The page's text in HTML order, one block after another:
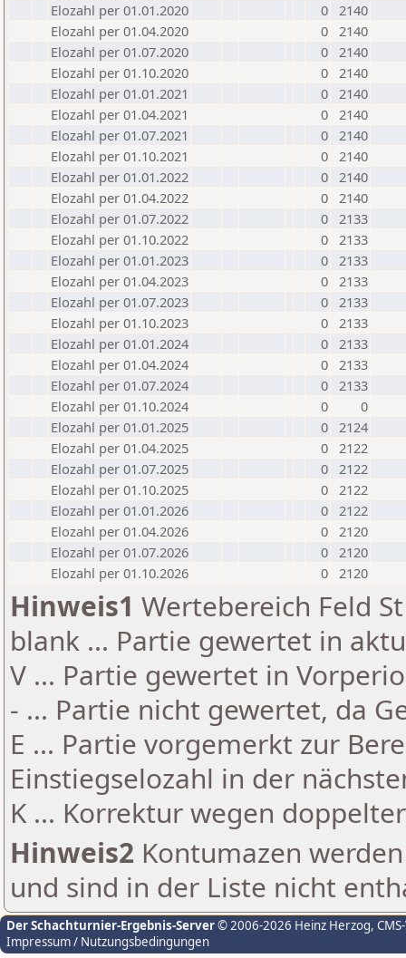
Elozahl per 01.01.2020
0 2140
Elozahl per 01.04.2020
0 2140
Elozahl per 01.07.2020
0 2140
Elozahl per 01.10.2020
0 2140
Elozahl per 01.01.2021
0 2140
Elozahl per 01.04.2021
0 2140
Elozahl per 01.07.2021
0 2140
Elozahl per 01.10.2021
0 2140
Elozahl per 01.01.2022
0 2140
Elozahl per 01.04.2022
0 2140
Elozahl per 01.07.2022
0 2133
Elozahl per 01.10.2022
0 2133
Elozahl per 01.01.2023
0 2133
Elozahl per 01.04.2023
0 2133
Elozahl per 01.07.2023
0 2133
Elozahl per 01.10.2023
0 2133
Elozahl per 01.01.2024
0 2133
Elozahl per 01.04.2024
0 2133
Elozahl per 01.07.2024
0 2133
Elozahl per 01.10.2024
0
0
Elozahl per 01.01.2025
0 2124
Elozahl per 01.04.2025
0 2122
Elozahl per 01.07.2025
0 2122
Elozahl per 01.10.2025
0 2122
Elozahl per 01.01.2026
0 2122
Elozahl per 01.04.2026
0 2120
Elozahl per 01.07.2026
0 2120
Elozahl per 01.10.2026
0 2120
Hinweis1 Wertebereich Feld
blank ... Partie gewertet in
V ... Partie gewertet in
- ... Partie nicht gewertet, da
E ... Partie vorgemerkt zur
Einstiegselozahl in der
K ... Korrektur wegen
Hinweis2 Kontumazen
und sind in der Liste nicht
Der Schachturnier-Ergebnis-Server© 2006-2026 Heinz Herzog,
Impressum / Nutzungsbedingungen